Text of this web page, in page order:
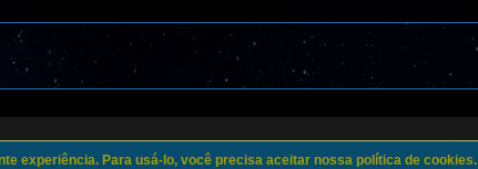
experiência. Para usá-lo, você precisa aceitar nossa política de cookies.